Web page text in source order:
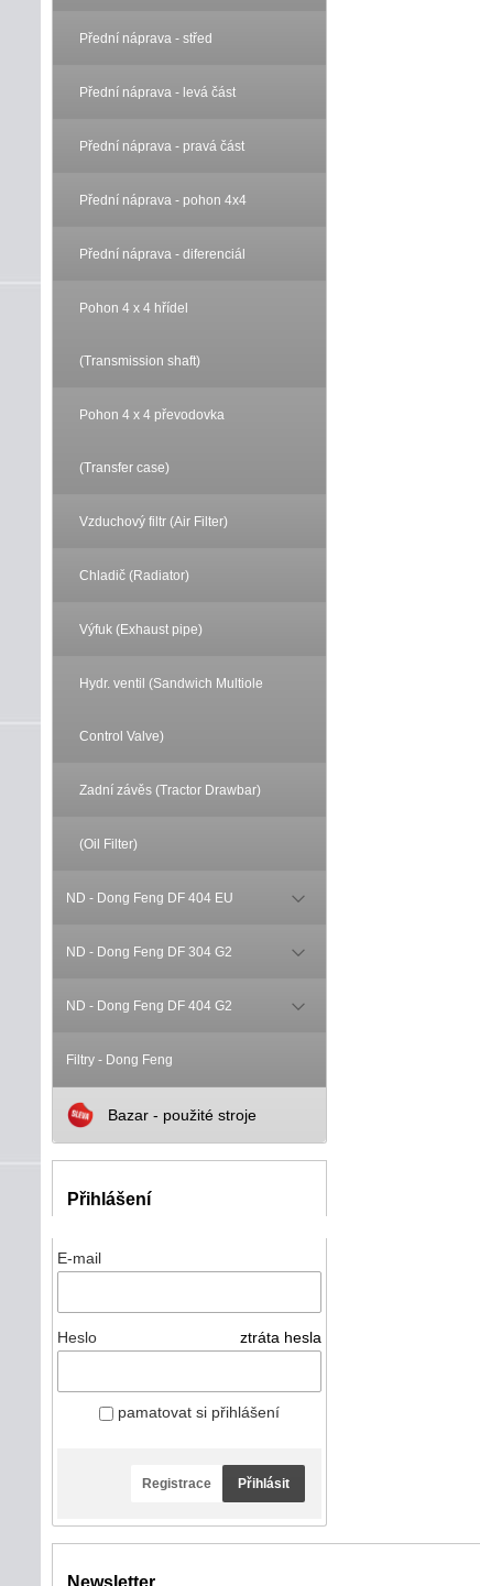
Přední náprava - střed
Přední náprava - levá část
Přední náprava - pravá část
Přední náprava - pohon 4x4
Přední náprava - diferenciál
Pohon 4 x 4 hřídel
(Transmission shaft)
Pohon 4 x 4 převodovka
(Transfer case)
Vzduchový filtr (Air Filter)
Chladič (Radiator)
Výfuk (Exhaust pipe)
Hydr. ventil (Sandwich Multiole
Control Valve)
Zadní závěs (Tractor Drawbar)
(Oil Filter)
ND - Dong Feng DF 404 EU
ND - Dong Feng DF 304 G2
ND - Dong Feng DF 404 G2
Filtry - Dong Feng
Bazar - použité stroje
Přihlášení
E-mail
Heslo ztráta hesla
pamatovat si přihlášení
Registrace Přihlásit
Newsletter